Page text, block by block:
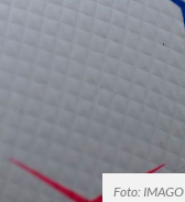
Foto: IMAGO